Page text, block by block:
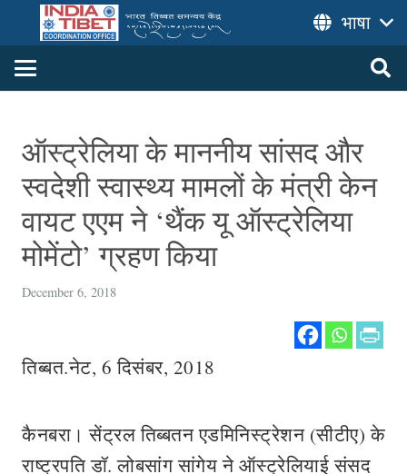
भाषा
ऑस्ट्रेलिया के माननीय सांसद और
स्वदेशी स्वास्थ्य मामलों के मंत्री केन
वायट एएम ने ‘थैंक यू ऑस्ट्रेलिया
मोमेंटो’ ग्रहण किया
December 6, 2018
तिब्बत.नेट, 6 दिसंबर, 2018
कैनबरा। सेंट्रल तिब्बतन एडमिनिस्ट्रेशन (सीटीए) के
राष्ट्रपति डॉ. लोबसांग सांगेय ने ऑस्ट्रेलियाई संसद